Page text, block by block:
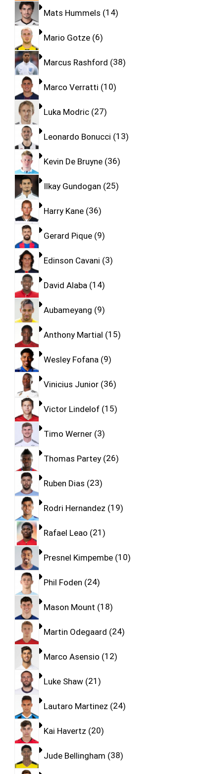
Mats Hummels 14
Mario Gotze 6
Marcus Rashford 38
Marco Verratti 10
Luka Modric 27
Leonardo Bonucci 13
Kevin De Bruyne 36
Ilkay Gundogan 25
Harry Kane 36
Gerard Pique 9
Edinson Cavani 3
David Alaba 14
Aubameyang 9
Anthony Martial 15
Wesley Fofana 9
Vinicius Junior 36
Victor Lindelof 15
Timo Werner 3
Thomas Partey 26
Ruben Dias 23
Rodri Hernandez 19
Rafael Leao 21
Presnel Kimpembe 10
Phil Foden 24
Mason Mount 18
Martin Odegaard 24
Marco Asensio 12
Luke Shaw 21
Lautaro Martinez 24
Kai Havertz 20
Jude Bellingham 38